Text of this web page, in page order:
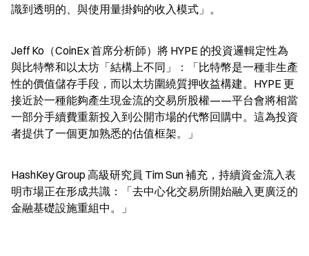
識到透明的、與使用量掛鉤的收入模式」。
Jeff Ko（CoinEx 首席分析師）將 HYPE 的投資邏輯定性為
與比特幣和以太坊「結構上不同」：「比特幣是一種非生產
性的價值儲存手段，而以太坊圍繞質押收益構建。HYPE 更
接近於一種能夠產生現金流的交易所股權——平台會將相當
一部分手續費重新投入到公開市場的代幣回購中。這為投資
者提供了一個更加熟悉的估值框架。」
HashKey Group 高級研究員 Tim Sun 補充，持續資金流入表
明市場正在形成共識：「去中心化交易所開始融入更廣泛的
金融基礎設施重組中。」